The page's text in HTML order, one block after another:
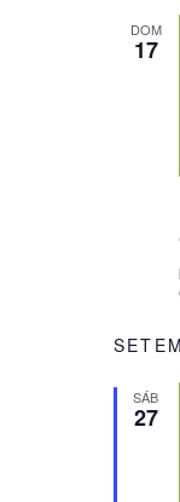
DOM
17
SÁB
27